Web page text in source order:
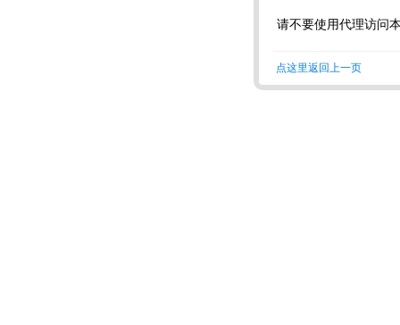
请不要使用代理访问
点这里返回上一页